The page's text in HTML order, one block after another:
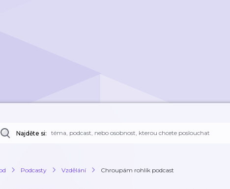
Najděte si:
Podcasty Vzdělání Chroupám rohlík podcast